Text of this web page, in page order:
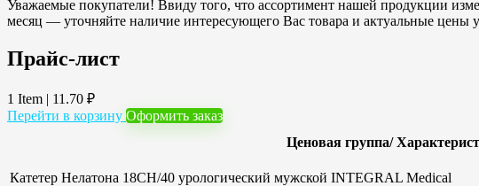
Уважаемые покупатели! Ввиду того, что ассортимент нашей продукции
месяц — уточняйте наличие интересующего Вас товара и актуальные цены
Прайс-лист
1 Item | 11.70 ₽
Перейти в корзину Оформить заказ
Ценовая группа/
Катетер Нелатона 18CH/40 урологический мужской INTEGRAL Medical